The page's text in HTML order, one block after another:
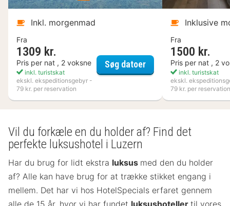
Inkl. morgenmad
Fra
1309 kr.
Pris per nat , 2 voksne
inkl. turistskat
ekskl. ekspeditionsgebyr -
79 kr. per reservation
Søg datoerFlädie Mat & Vingård
Inklusive
Fra
1500 kr.
Pris per nat , 2
inkl. turistskat
ekskl.
79 kr. per reservation
Vil du forkæle en du holder af? Find det
perfekte luksushotel i Luzern
Har du brug for lidt ekstra luksus med den du holder
af? Alle kan have brug for at trække stikket engang i
mellem. Det har vi hos HotelSpecials erfaret gennem